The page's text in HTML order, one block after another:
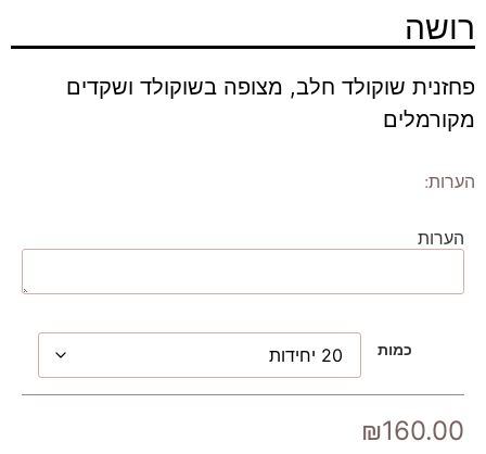
רושה
פחזנית שוקולד חלב, מצופה בשוקולד ושקדים
מקורמלים
הערות:
הערות
כמות
₪160.00